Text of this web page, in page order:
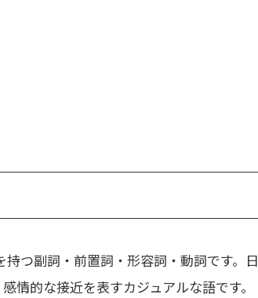
つ副詞・前置詞・形容詞・動詞です。日
情的な接近を表すカジュアルな語です。